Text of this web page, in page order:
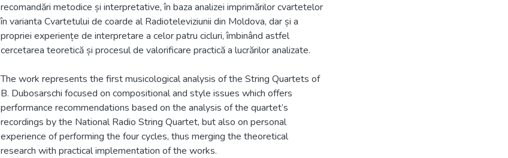
recomandări metodice și interpretative, în baza analizei imprimărilor cvartetelor
în varianta Cvartetului de coarde al Radioteleviziunii din Moldova, dar și a
propriei experiențe de interpretare a celor patru cicluri, îmbinând astfel
cercetarea teoretică și procesul de valorificare practică a lucrărilor analizate.
The work represents the first musicological analysis of the String Quartets of
B. Dubosarschi focused on compositional and style issues which offers
performance recommendations based on the analysis of the quartet’s
recordings by the National Radio String Quartet, but also on personal
experience of performing the four cycles, thus merging the theoretical
research with practical implementation of the works.